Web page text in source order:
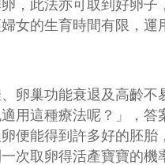
，此法亦可取到好卵
女的生育時間有限，運
卵巢功能衰退及高齡
適用這種療法呢？」，
便能得到許多好的胚
一次取卵得活產寶寶的